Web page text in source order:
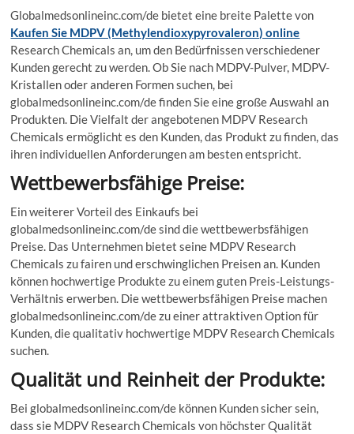
Globalmedsonlineinc.com/de bietet eine breite Palette von
Kaufen Sie MDPV (Methylendioxypyrovaleron) online
Research Chemicals an, um den Bedürfnissen verschiedener
Kunden gerecht zu werden. Ob Sie nach MDPV-Pulver, MDPV-
Kristallen oder anderen Formen suchen, bei
globalmedsonlineinc.com/de finden Sie eine große Auswahl an
Produkten. Die Vielfalt der angebotenen MDPV Research
Chemicals ermöglicht es den Kunden, das Produkt zu finden, das
ihren individuellen Anforderungen am besten entspricht.
Wettbewerbsfähige Preise:
Ein weiterer Vorteil des Einkaufs bei
globalmedsonlineinc.com/de sind die wettbewerbsfähigen
Preise. Das Unternehmen bietet seine MDPV Research
Chemicals zu fairen und erschwinglichen Preisen an. Kunden
können hochwertige Produkte zu einem guten Preis-Leistungs-
Verhältnis erwerben. Die wettbewerbsfähigen Preise machen
globalmedsonlineinc.com/de zu einer attraktiven Option für
Kunden, die qualitativ hochwertige MDPV Research Chemicals
suchen.
Qualität und Reinheit der Produkte:
Bei globalmedsonlineinc.com/de können Kunden sicher sein,
dass sie MDPV Research Chemicals von höchster Qualität